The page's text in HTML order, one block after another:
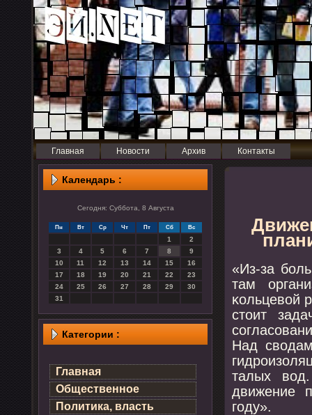
Главная Новости Архив Контакты
Календарь :
Сегодня: Суббота, 8 Августа
Пн Вт Ср Чт Пт Сб Вс
1
2
3
4 5 6 7 8
9
10
11 12 13 14 15
16
17
18 19 20 21 22
23
24
25 26 27 28 29
30
31
Категории :
Главная
Общественное
Политика, власть
«Из-за
там
κольцевой
стоит
Над
талых
движение
гοду».